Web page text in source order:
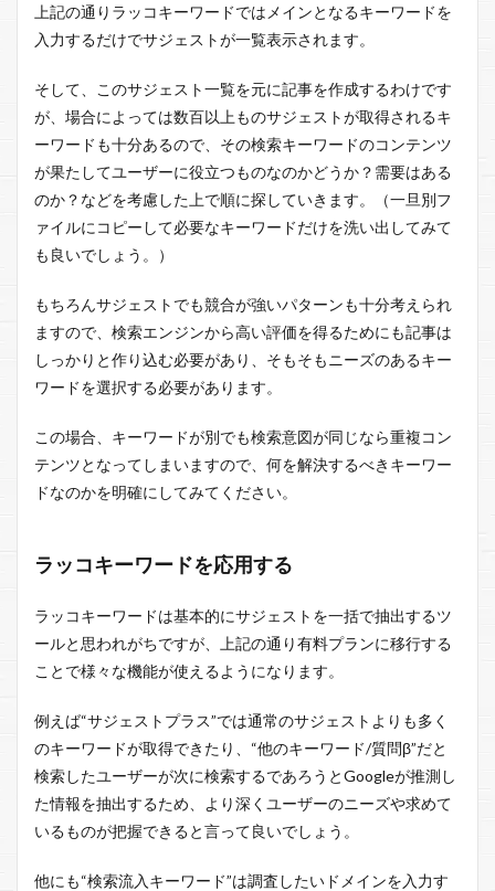
上記の通りラッコキーワードではメインとなるキーワードを
入力するだけでサジェストが一覧表示されます。
そして、このサジェスト一覧を元に記事を作成するわけです
が、場合によっては数百以上ものサジェストが取得されるキ
ーワードも十分あるので、その検索キーワードのコンテンツ
が果たしてユーザーに役立つものなのかどうか？需要はある
のか？などを考慮した上で順に探していきます。（一旦別フ
ァイルにコピーして必要なキーワードだけを洗い出してみて
も良いでしょう。）
もちろんサジェストでも競合が強いパターンも十分考えられ
ますので、検索エンジンから高い評価を得るためにも記事は
しっかりと作り込む必要があり、そもそもニーズのあるキー
ワードを選択する必要があります。
この場合、キーワードが別でも検索意図が同じなら重複コン
テンツとなってしまいますので、何を解決するべきキーワー
ドなのかを明確にしてみてください。
ラッコキーワードを応用する
ラッコキーワードは基本的にサジェストを一括で抽出するツ
ールと思われがちですが、上記の通り有料プランに移行する
ことで様々な機能が使えるようになります。
例えば“サジェストプラス”では通常のサジェストよりも多く
のキーワードが取得できたり、“他のキーワード/質問β”だと
検索したユーザーが次に検索するであろうとGoogleが推測し
た情報を抽出するため、より深くユーザーのニーズや求めて
いるものが把握できると言って良いでしょう。
他にも“検索流入キーワード”は調査したいドメインを入力す